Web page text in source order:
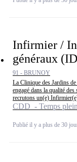
Infirmier /
généraux
91 - BRUNOY
La Clinique des Jardins
engagé dans la qualité
recrutons un(e)
CDD - Temps plein
Publié il y a plus de 30